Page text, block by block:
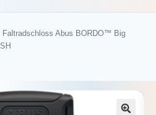
Faltradschloss Abus BORDO™ Big